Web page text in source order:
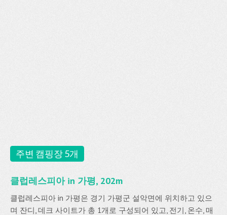
주변 캠핑장 5개
클럽레스피아 in 가평, 202m
클럽레스피아 in 가평은 경기 가평군 설악면에 위치하고 있으
며 잔디, 데크 사이트가 총 1개로 구성되어 있고, 전기, 온수, 매